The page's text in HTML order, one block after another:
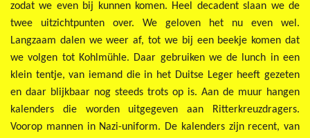
zodat we even bij kunnen komen. Heel decadent slaan we de
twee uitzichtpunten over. We geloven het nu even wel.
Langzaam dalen we weer af, tot we bij een beekje komen dat
we volgen tot Kohlmühle. Daar gebruiken we de lunch in een
klein tentje, van iemand die in het Duitse Leger heeft gezeten
en daar blijkbaar nog steeds trots op is. Aan de muur hangen
kalenders die worden uitgegeven aan Ritterkreuzdragers.
Voorop mannen in Nazi-uniform. De kalenders zijn recent, van